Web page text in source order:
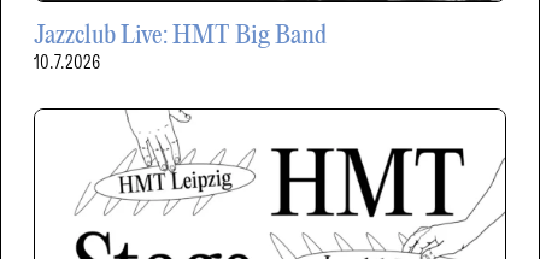
Jazzclub Live: HMT Big Band
10.7.2026